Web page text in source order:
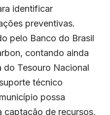
identificar
preventivas.
pelo Banco do Brasil
contando ainda
do Tesouro Nacional
técnico
possa
captação de recursos,